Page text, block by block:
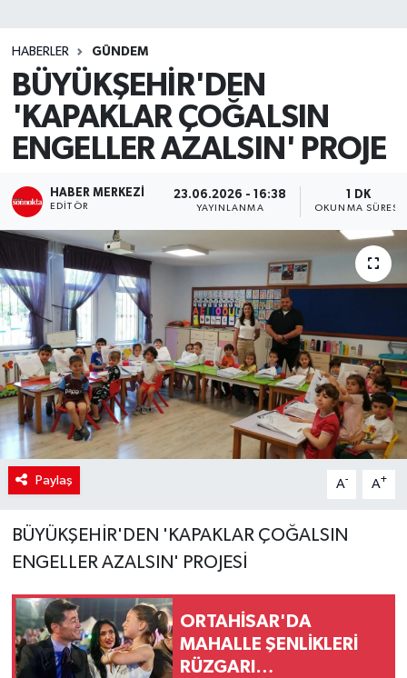
HABERLER GÜNDEM
BÜYÜKŞEHİR'DEN
'KAPAKLAR ÇOĞALSIN
ENGELLER AZALSIN' PROJE
HABER MERKEZI
EDITÖR
23.06.2026 - 16:38
YAYINLANMA
1 DK
OKUNMA SÜRESI
Paylaş A- A+
BÜYÜKŞEHİR'DEN 'KAPAKLAR ÇOĞALSIN
ENGELLER AZALSIN' PROJESİ
ORTAHİSAR'DA
MAHALLE ŞENLİKLERİ
RÜZGARI…
Teknoloji
TRABZON